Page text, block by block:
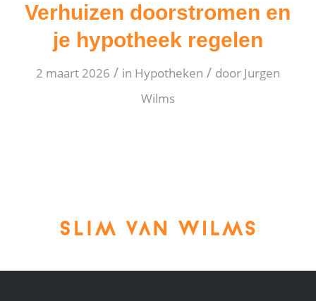
Verhuizen doorstromen en
je hypotheek regelen
2 maart 2026 / in Hypotheken / door Jurgen
Wilms